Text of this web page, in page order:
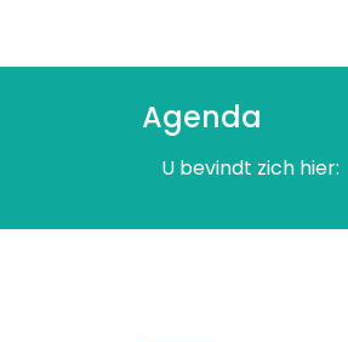
Agenda
U bevindt zich hier: